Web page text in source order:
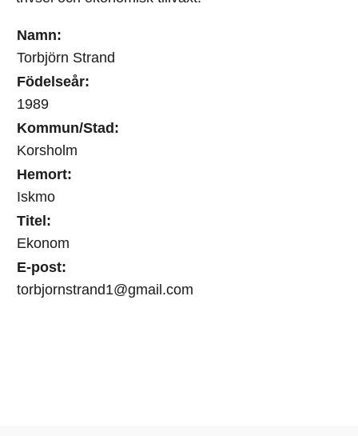
Namn:
Torbjörn Strand
Födelseår:
1989
Kommun/Stad:
Korsholm
Hemort:
Iskmo
Titel:
Ekonom
E-post:
torbjornstrand1@gmail.com